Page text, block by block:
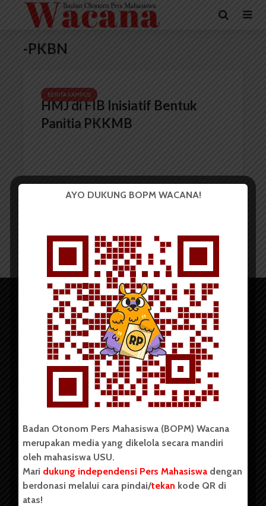
-PKBN
BERITA KAMPUS
HMJ di FIB Inisiatif Bentuk
Panitia PKKMB
Copyright © 2023. All rights reserved BOPM WACANA.
Badan Otonom Pers Mahasiswa (BOPM) Wacana merupakan
pers mahasiswa yang berdiri di luar kampus dan dikelola
secara mandiri oleh mahasiswa Universitas Sumatera Utara
(USU). Sebelumnya BOPM Wacana merupakan salah satu
Unit Kegiatan Mahasiswa (UKM) di Universitas Sumatera
AYO DUKUNG BOPM WACANA!
Badan Otonom Pers Mahasiswa (BOPM) Wacana
merupakan media yang dikelola secara mandiri
oleh mahasiswa USU.
Mari dukung independensi Pers Mahasiswa dengan
berdonasi melalui cara pindai/tekan kode QR di
atas!